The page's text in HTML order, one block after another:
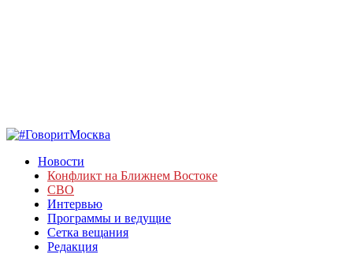
Новости
Конфликт на Ближнем Востоке
СВО
Интервью
Программы и ведущие
Сетка вещания
Редакция